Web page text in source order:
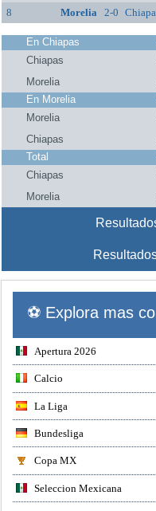
8
Morelia 2-0
En Chiapas
Chiapas
Morelia
En Morelia
Morelia
Chiapas
Total
Chiapas
Morelia
⚽ Explora mas
Apertura 2026
Calcio
La Liga
Bundesliga
Copa MX
Seleccion Mexicana